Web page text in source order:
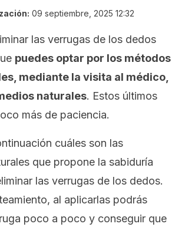
09 septiembre, 2025 12:32
las verrugas de los dedos
puedes optar por los métodos
mediante la visita al médico,
naturales. Estos últimos
más de paciencia.
cuáles son las
que propone la sabiduría
las verrugas de los dedos.
al aplicarlas podrás
poco a poco y conseguir que